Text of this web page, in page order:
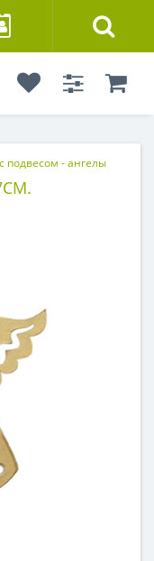
подвесом - ангелы